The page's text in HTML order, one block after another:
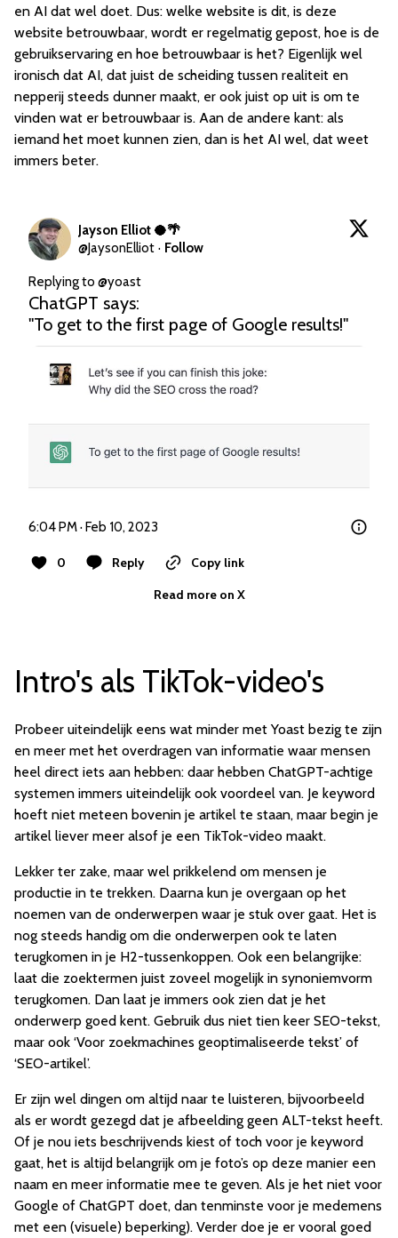
en AI dat wel doet. Dus: welke website is dit, is deze
website betrouwbaar, wordt er regelmatig gepost, hoe is de
gebruikservaring en hoe betrouwbaar is het? Eigenlijk wel
ironisch dat AI, dat juist de scheiding tussen realiteit en
nepperij steeds dunner maakt, er ook juist op uit is om te
vinden wat er betrouwbaar is. Aan de andere kant: als
iemand het moet kunnen zien, dan is het AI wel, dat weet
immers beter.
Jayson Elliot 🥥🌴
@JaysonElliot · Follow
Replying to @yoast
ChatGPT says:
"To get to the first page of Google results!"
6:04 PM · Feb 10, 2023
0 Reply
Copy link
Read more on X
Intro's als TikTok-video's
Probeer uiteindelijk eens wat minder met Yoast bezig te zijn
en meer met het overdragen van informatie waar mensen
heel direct iets aan hebben: daar hebben ChatGPT-achtige
systemen immers uiteindelijk ook voordeel van. Je keyword
hoeft niet meteen bovenin je artikel te staan, maar begin je
artikel liever meer alsof je een TikTok-video maakt.
Lekker ter zake, maar wel prikkelend om mensen je
productie in te trekken. Daarna kun je overgaan op het
noemen van de onderwerpen waar je stuk over gaat. Het is
nog steeds handig om die onderwerpen ook te laten
terugkomen in je H2-tussenkoppen. Ook een belangrijke:
laat die zoektermen juist zoveel mogelijk in synoniemvorm
terugkomen. Dan laat je immers ook zien dat je het
onderwerp goed kent. Gebruik dus niet tien keer SEO-tekst,
maar ook ‘Voor zoekmachines geoptimaliseerde tekst’ of
‘SEO-artikel’.
Er zijn wel dingen om altijd naar te luisteren, bijvoorbeeld
als er wordt gezegd dat je afbeelding geen ALT-tekst heeft.
Of je nou iets beschrijvends kiest of toch voor je keyword
gaat, het is altijd belangrijk om je foto’s op deze manier een
naam en meer informatie mee te geven. Als je het niet voor
Google of ChatGPT doet, dan tenminste voor je medemens
met een (visuele) beperking). Verder doe je er vooral goed